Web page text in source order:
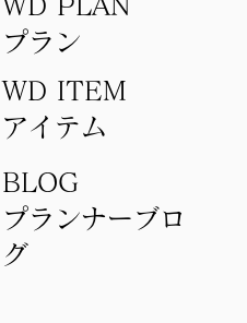
​プランナーブロ
グ
BLOG
アイテム​
WD ITEM
​プラン